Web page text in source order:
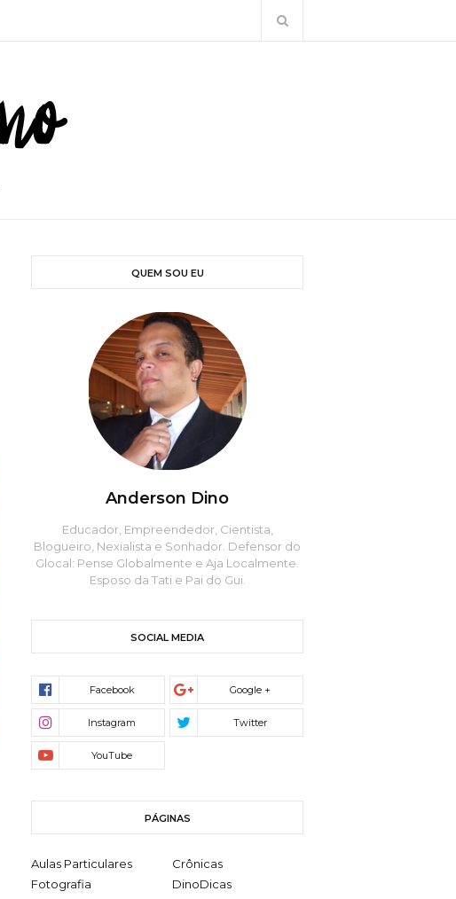
QUEM SOU EU
Anderson Dino
Educador, Empreendedor, Cientista,
Blogueiro, Nexialista e Sonhador. Defensor do
Glocal: Pense Globalmente e Aja Localmente.
Esposo da Tati e Pai do Gui.
SOCIAL MEDIA
PÁGINAS
Aulas Particulares
Crônicas
Fotografia
DinoDicas